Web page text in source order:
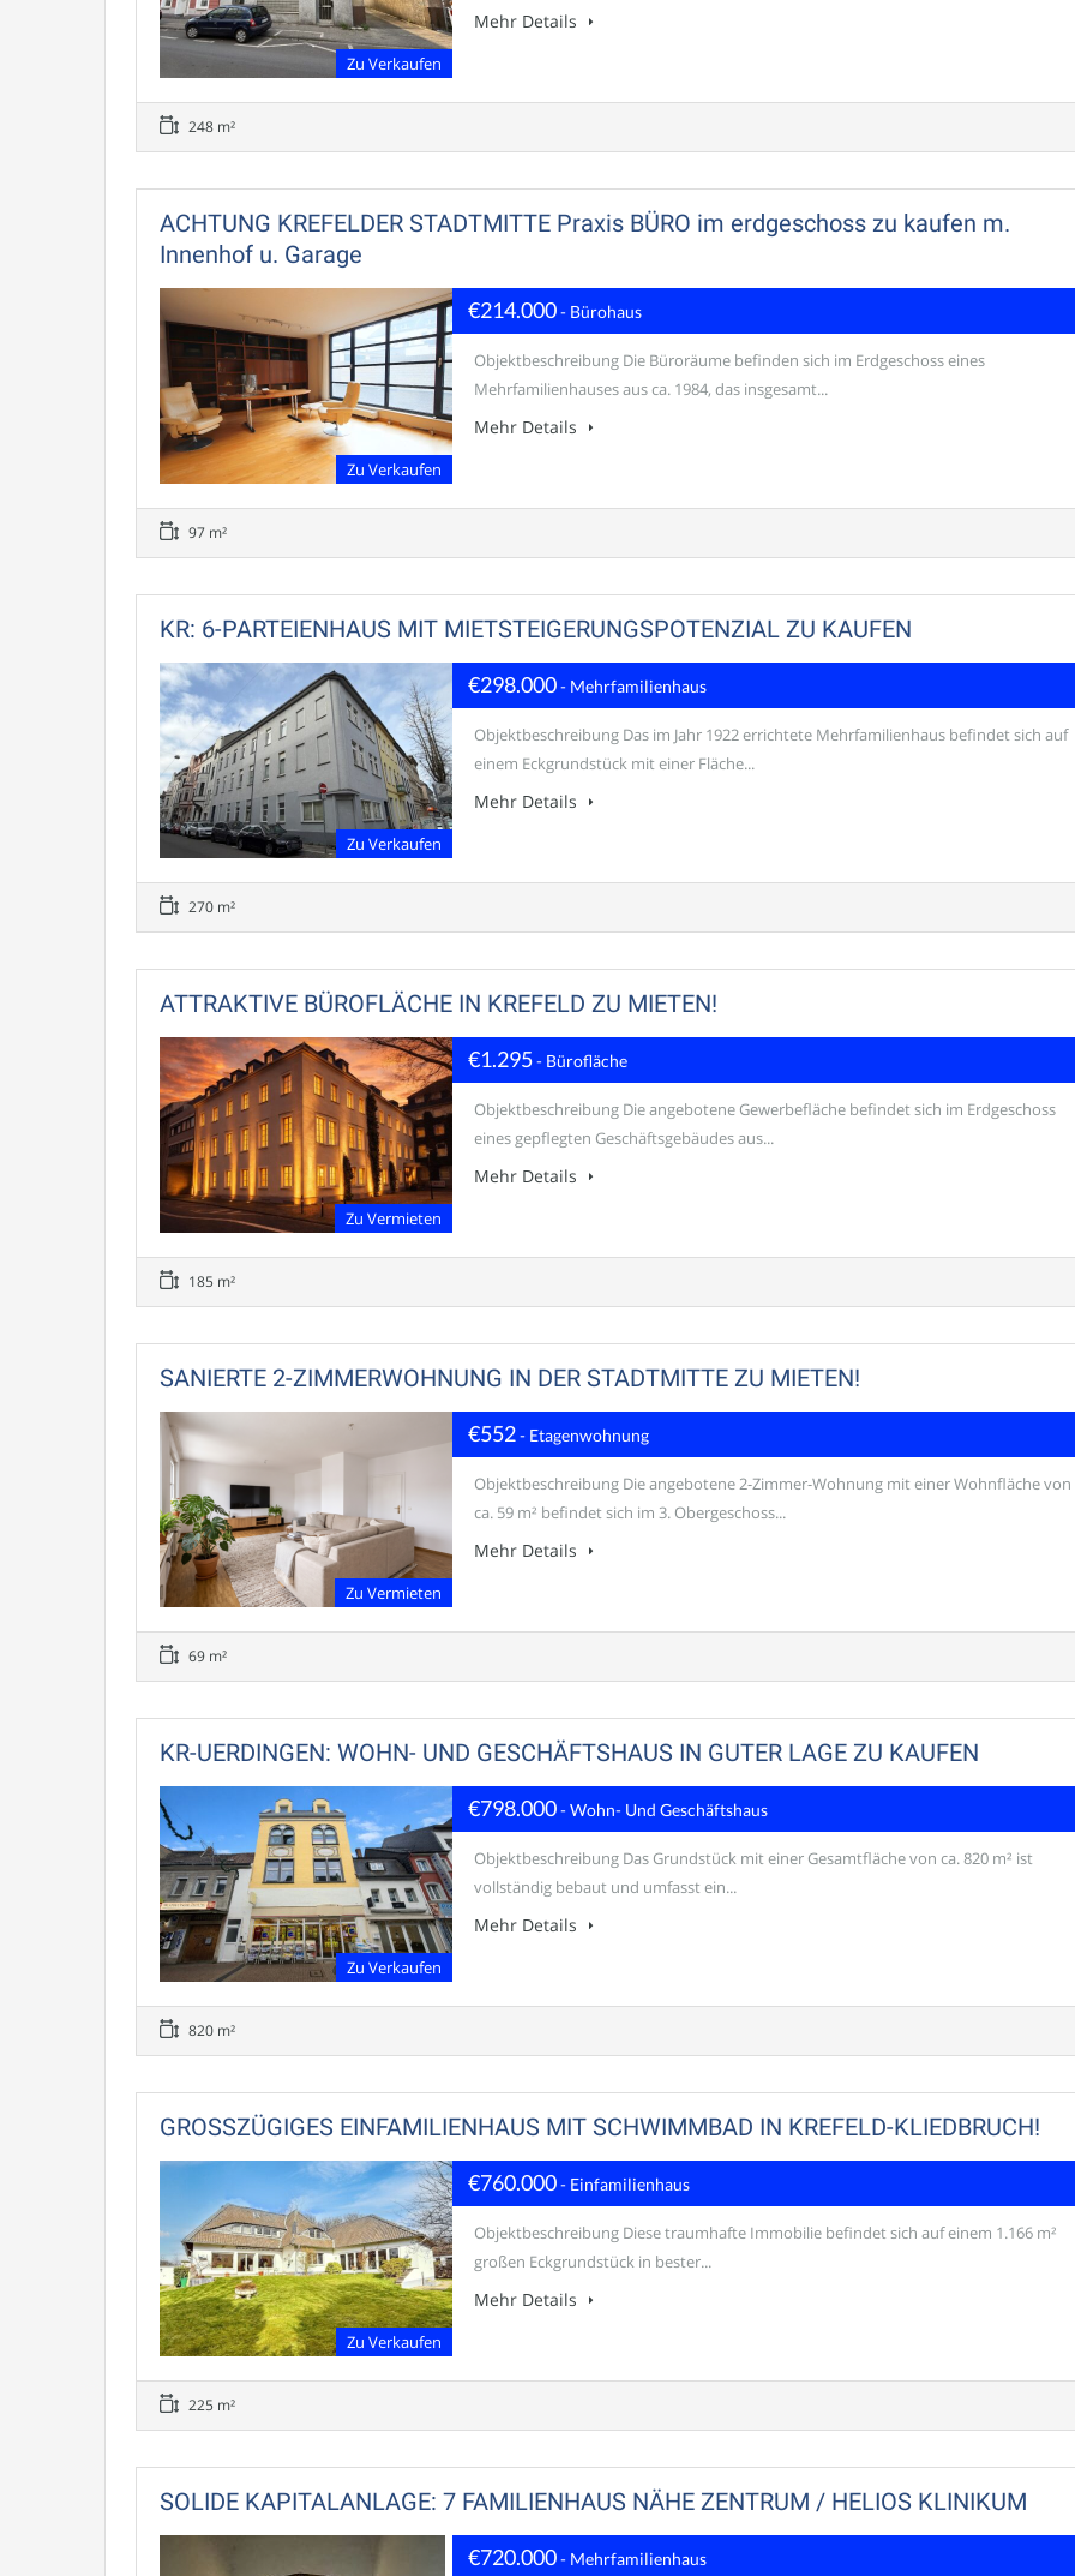
Zu Verkaufen
Mehr Details
248 m²
ACHTUNG KREFELDER STADTMITTE Praxis BÜRO im erdgeschoss zu kaufen m.
Innenhof u. Garage
Zu Verkaufen
€214.000- Bürohaus
Objektbeschreibung Die Büroräume befinden sich im Erdgeschoss eines
Mehrfamilienhauses aus ca. 1984, das insgesamt...
Mehr Details
97 m²
KR: 6-PARTEIENHAUS MIT MIETSTEIGERUNGSPOTENZIAL ZU KAUFEN
Zu Verkaufen
€298.000- Mehrfamilienhaus
Objektbeschreibung Das im Jahr 1922 errichtete Mehrfamilienhaus befindet sich auf
einem Eckgrundstück mit einer Fläche...
Mehr Details
270 m²
ATTRAKTIVE BÜROFLÄCHE IN KREFELD ZU MIETEN!
Zu Vermieten
€1.295- Bürofläche
Objektbeschreibung Die angebotene Gewerbefläche befindet sich im Erdgeschoss
eines gepflegten Geschäftsgebäudes aus...
Mehr Details
185 m²
SANIERTE 2-ZIMMERWOHNUNG IN DER STADTMITTE ZU MIETEN!
Zu Vermieten
€552- Etagenwohnung
Objektbeschreibung Die angebotene 2-Zimmer-Wohnung mit einer Wohnfläche von
ca. 59 m² befindet sich im 3. Obergeschoss...
Mehr Details
69 m²
KR-UERDINGEN: WOHN- UND GESCHÄFTSHAUS IN GUTER LAGE ZU KAUFEN
Zu Verkaufen
€798.000- Wohn- Und Geschäftshaus
Objektbeschreibung Das Grundstück mit einer Gesamtfläche von ca. 820 m² ist
vollständig bebaut und umfasst ein...
Mehr Details
820 m²
GROSSZÜGIGES EINFAMILIENHAUS MIT SCHWIMMBAD IN KREFELD-KLIEDBRUCH!
Zu Verkaufen
€760.000- Einfamilienhaus
Objektbeschreibung Diese traumhafte Immobilie befindet sich auf einem 1.166 m²
großen Eckgrundstück in bester...
Mehr Details
225 m²
SOLIDE KAPITALANLAGE: 7 FAMILIENHAUS NÄHE ZENTRUM / HELIOS KLINIKUM
€720.000- Mehrfamilienhaus